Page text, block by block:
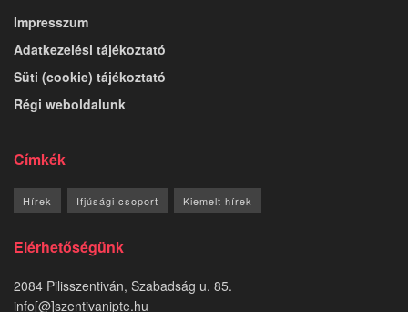
Impresszum
Adatkezelési tájékoztató
Süti (cookie) tájékoztató
Régi weboldalunk
Címkék
Hírek Ifjúsági csoport Kiemelt hírek
Elérhetőségünk
2084 Pilisszentiván, Szabadság u. 85.
info[@]szentivanipte.hu